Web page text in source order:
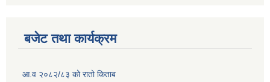
बजेट तथा कार्यक्रम
आ.व २०८२/८३ को रातो किताब